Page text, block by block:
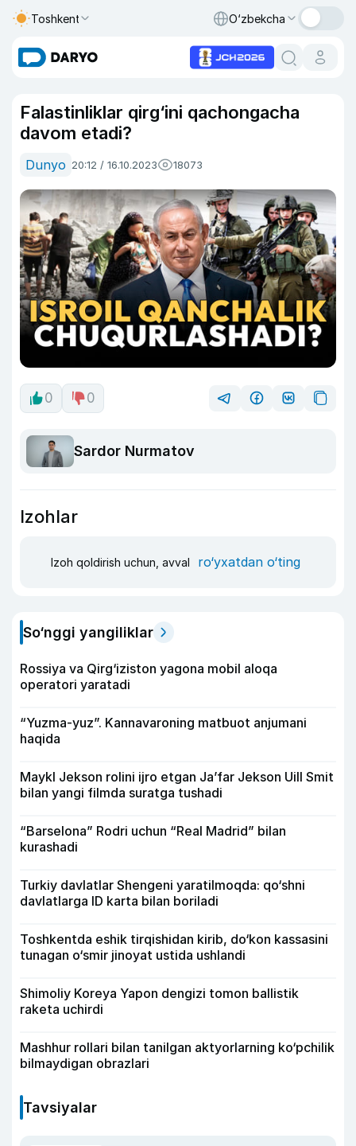
Toshkent O‘zbekcha
Falastinliklar qirg‘ini qachongacha
davom etadi?
Dunyo 20:12 / 16.10.2023 18073
0 0
Sardor Nurmatov
Izohlar
Izoh qoldirish uchun, avval ro‘yxatdan o‘ting
So‘nggi yangiliklar
Rossiya va Qirg‘iziston yagona mobil aloqa
operatori yaratadi
“Yuzma-yuz”. Kannavaroning matbuot anjumani
haqida
Maykl Jekson rolini ijro etgan Ja’far Jekson Uill Smit
bilan yangi filmda suratga tushadi
“Barselona” Rodri uchun “Real Madrid” bilan
kurashadi
Turkiy davlatlar Shengeni yaratilmoqda: qo‘shni
davlatlarga ID karta bilan boriladi
Toshkentda eshik tirqishidan kirib, do‘kon kassasini
tunagan o‘smir jinoyat ustida ushlandi
Shimoliy Koreya Yapon dengizi tomon ballistik
raketa uchirdi
Mashhur rollari bilan tanilgan aktyorlarning ko‘pchilik
bilmaydigan obrazlari
Tavsiyalar